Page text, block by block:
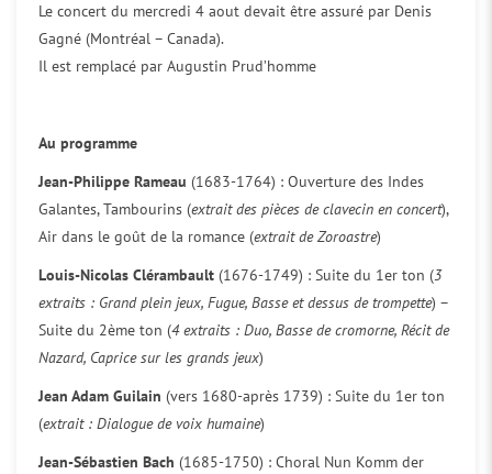
Le concert du mercredi 4 aout devait être assuré par Denis
Gagné (Montréal – Canada).
Il est remplacé par Augustin Prud’homme
Au programme
Jean-Philippe Rameau (1683-1764) : Ouverture des Indes
Galantes, Tambourins (extrait des pièces de clavecin en concert),
Air dans le goût de la romance (extrait de Zoroastre)
Louis-Nicolas Clérambault (1676-1749) : Suite du 1er ton (3
extraits : Grand plein jeux, Fugue, Basse et dessus de trompette) –
Suite du 2ème ton (4 extraits : Duo, Basse de cromorne, Récit de
Nazard, Caprice sur les grands jeux)
Jean Adam Guilain (vers 1680-après 1739) : Suite du 1er ton
(extrait : Dialogue de voix humaine)
Jean-Sébastien Bach (1685-1750) : Choral Nun Komm der